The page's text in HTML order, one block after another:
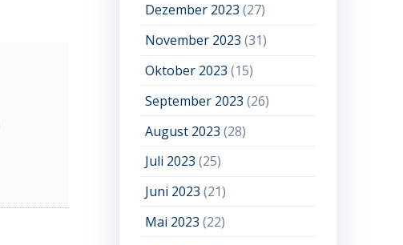
Dezember 2023 (27)
November 2023 (31)
Oktober 2023 (15)
September 2023 (26)
August 2023 (28)
Juli 2023 (25)
Juni 2023 (21)
Mai 2023 (22)